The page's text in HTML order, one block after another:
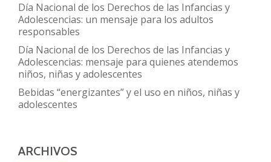
Día Nacional de los Derechos de las Infancias y
Adolescencias: un mensaje para los adultos
responsables
Día Nacional de los Derechos de las Infancias y
Adolescencias: mensaje para quienes atendemos
niños, niñas y adolescentes
Bebidas “energizantes” y el uso en niños, niñas y
adolescentes
ARCHIVOS